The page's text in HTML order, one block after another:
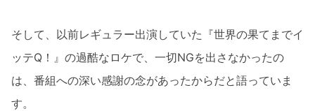
そして、以前レギュラー出演していた『世界の果てまでイ
ッテQ！』の過酷なロケで、一切NGを出さなかったの
は、番組への深い感謝の念があったからだと語っていま
す。